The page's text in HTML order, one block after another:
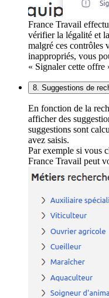
France Travail
vérifier la légalité et
malgré ces contrôles
inappropriés, vous
« Signaler cette offre
8. Suggestions de
En fonction de la
afficher des
suggestions sont
avez saisis.
Par exemple si vous
France Travail peut